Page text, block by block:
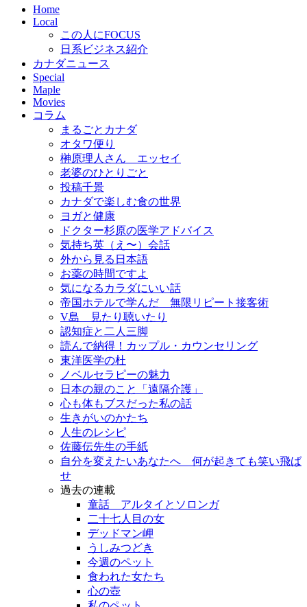
Home
Local
この人にFOCUS
日系ビジネス紹介
カナダニュース
Special
Maple
Movies
コラム
まるごとカナダ
オタワ便り
榊原理人さん エッセイ
老婆のひとりごと
投稿千景
カナダで楽しむ食の世界
ヨガと健康
ドクター杉原の医学アドバイス
気持ち英（え〜）会話
外から見る日本語
お薬の時間ですよ
気になるカラダにいい話
帝国ホテルで学んだ 無限リピート接客術
V島 見たり聴いたり
認知症と二人三脚
読んで納得！カップル・カウンセリング
東洋医学の杜
ノベルセラピーの魅力
日本の親のこと「遠隔介護」
心も体もブスだった私の話
生きがいのかたち
人生のレシピ
佐藤伝先生の手紙
自分を変えたいあなたへ 何が起きても笑い飛ば
せ
過去の連載
童話 アルタイとソロンガ
二十七人目の女
デッドマン岬
うしみつどき
今週のペット
食われた女たち
心の壺